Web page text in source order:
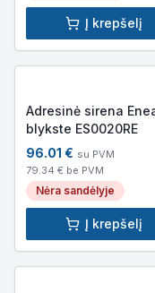
Į krepšelį
Adresinė sirena
blykste ES0020RE
96.01 € su PVM
79.34 € be PVM
Nėra sandėlyje
Į krepšelį